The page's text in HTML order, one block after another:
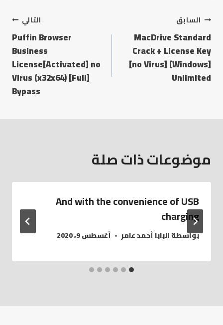
السابق
MacDrive Standard
Crack + License Key
[no Virus] [Windows]
Unlimited
التالي
Puffin Browser
Business
License[Activated] no
Virus (x32x64) [Full]
Bypass
موضوعات ذات صلة
And with the convenience of USB
charging
بواسطةالبابا أحمد عامر أغسطس 9, 2020